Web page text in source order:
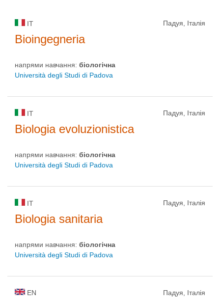
IT Падуя, Італія
Bioingegneria
напрями навчання: біологічна
Università degli Studi di Padova
IT Падуя, Італія
Biologia evoluzionistica
напрями навчання: біологічна
Università degli Studi di Padova
IT Падуя, Італія
Biologia sanitaria
напрями навчання: біологічна
Università degli Studi di Padova
EN Падуя, Італія